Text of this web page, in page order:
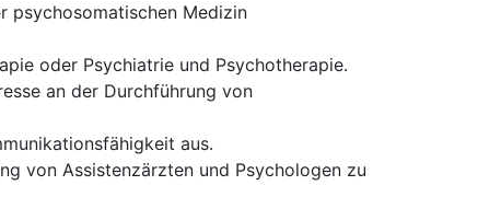
psychosomatischen Medizin
oder Psychiatrie und Psychotherapie.
an der Durchführung von
aus.
von Assistenzärzten und Psychologen zu